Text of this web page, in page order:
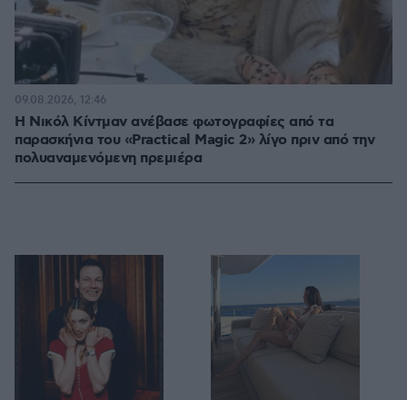
Η Νικόλ Κίντμαν ανέβασε φωτογραφίες από τα
παρασκήνια του «Practical Magic 2» λίγο πριν από την
πολυαναμενόμενη πρεμιέρα
09.08.2026, 12:46